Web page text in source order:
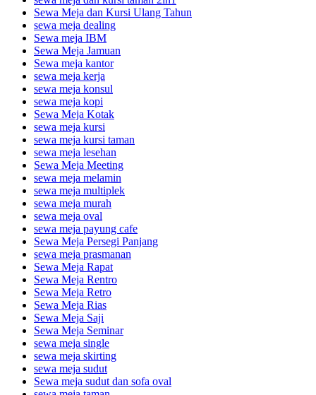
Sewa Meja dan Kursi Ulang Tahun
sewa meja dealing
Sewa meja IBM
Sewa Meja Jamuan
Sewa meja kantor
sewa meja kerja
sewa meja konsul
sewa meja kopi
Sewa Meja Kotak
sewa meja kursi
sewa meja kursi taman
sewa meja lesehan
Sewa Meja Meeting
sewa meja melamin
sewa meja multiplek
sewa meja murah
sewa meja oval
sewa meja payung cafe
Sewa Meja Persegi Panjang
sewa meja prasmanan
Sewa Meja Rapat
Sewa Meja Rentro
Sewa Meja Retro
Sewa Meja Rias
Sewa Meja Saji
Sewa Meja Seminar
sewa meja single
sewa meja skirting
sewa meja sudut
Sewa meja sudut dan sofa oval